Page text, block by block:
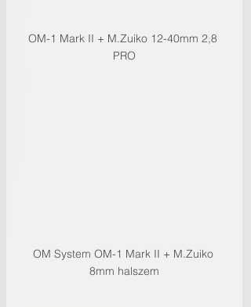
OM-1 Mark II + M.Zuiko 12-40mm 2,8
PRO
OM System OM-1 Mark II + M.Zuiko
8mm halszem